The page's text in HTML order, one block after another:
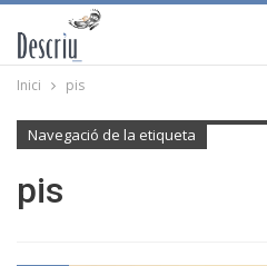
Inici pis
Navegació de la etiqueta
pis